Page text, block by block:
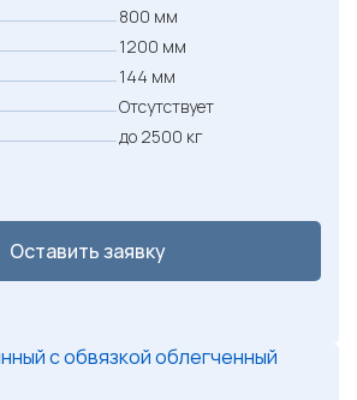
800 мм
1200 мм
144 мм
Отсутствует
до 2500 кг
Оставить заявку